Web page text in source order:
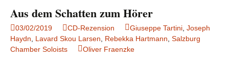
Aus dem Schatten zum Hörer
03/02/2019 CD-Rezension Giuseppe Tartini Joseph
Haydn
Lavard Skou Larsen Rebekka Hartmann Salzburg
Chamber Soloists
Oliver Fraenzke